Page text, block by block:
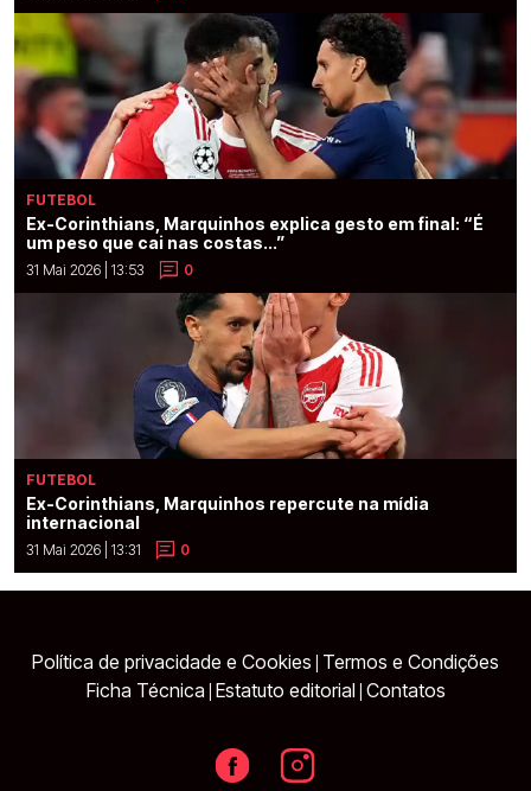
FUTEBOL
Ex-Corinthians, Marquinhos explica gesto em final: “É
um peso que cai nas costas...”
31 Mai 2026 | 13:53 0
FUTEBOL
Ex-Corinthians, Marquinhos repercute na mídia
internacional
31 Mai 2026 | 13:31 0
Política de privacidade e Cookies Termos e Condições
Ficha Técnica Estatuto editorial Contatos